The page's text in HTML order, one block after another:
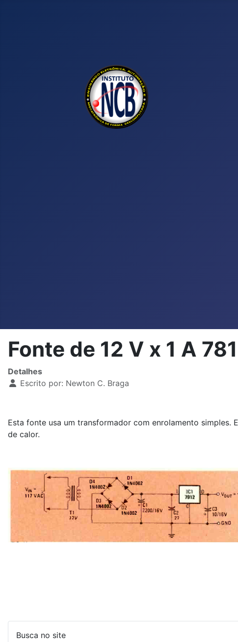
Fonte de 12 V x 1 A
Detalhes
Escrito por: Newton C. Braga
Esta fonte usa um transformador com enrolamento
de calor.
Busca no site